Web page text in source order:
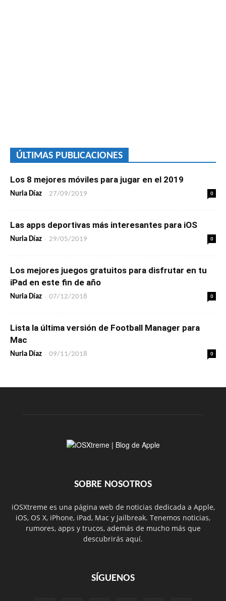
ÚLTIMAS PUBLICACIONES
Los 8 mejores móviles para jugar en el 2019
Nuria Díaz - 27/09/2019 0
Las apps deportivas más interesantes para iOS
Nuria Díaz - 29/05/2019 0
Los mejores juegos gratuitos para disfrutar en tu
iPad en este fin de año
Nuria Díaz - 07/12/2018 0
Lista la última versión de Football Manager para
Mac
Nuria Díaz - 09/11/2018 0
SOBRE NOSOTROS
iOSXtreme es una página web de noticias dedicada a Apple,
iOS, OS X, iPhone, iPad, Mac y Jailbreak. Tenemos noticias,
rumores, apps y trucos, además de mucho más que
descubrirás aquí.
SÍGUENOS